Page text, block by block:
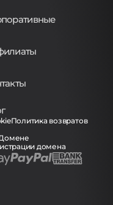
Политика возвратов
домена